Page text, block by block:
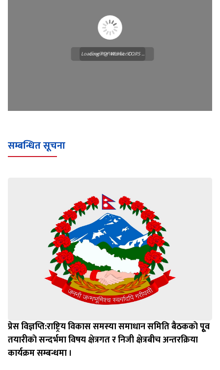
Loading WEBGL 3D ...
Loading PDF Worker CORS ...
सम्बन्धित सूचना
प्रेस विज्ञप्ति:राष्ट्रिय विकास समस्या समाधान समिति बैठककाे पूृव
तयारीकाे सन्दर्भमा विषय क्षेत्रगत र निजी क्षेत्रबीच अन्तरक्रिया
कार्यक्रम सम्बन्धमा ।